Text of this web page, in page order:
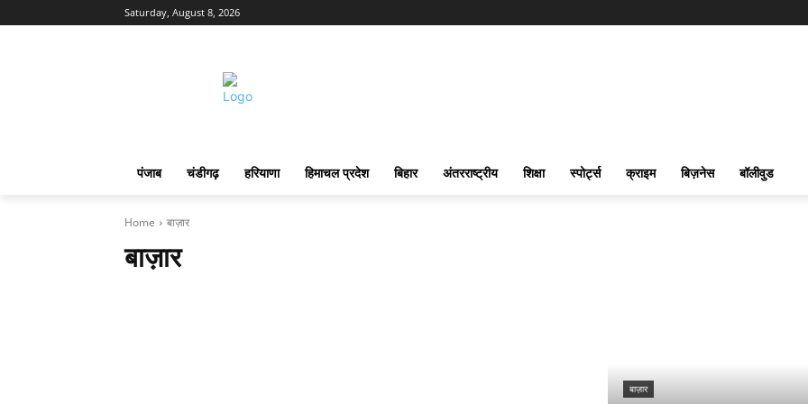
Saturday, August 8, 2026
पंजाब चंडीगढ़ हरियाणा हिमाचल प्रदेश बिहार अंतरराष्ट्रीय शिक्षा स्पोर्ट्स क्राइम बिज़नेस बॉलीवुड
Home बाज़ार
बाज़ार
बाज़ार